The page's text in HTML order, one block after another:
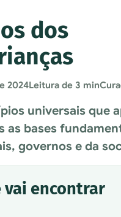
dos
2024Leitura de 3 min
universais que
as bases
governos e da
vai encontrar